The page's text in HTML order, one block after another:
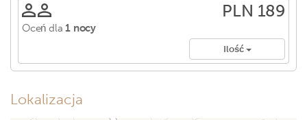
Oceń dla 1 nocy
PLN 189
Ilość
Lokalizacja